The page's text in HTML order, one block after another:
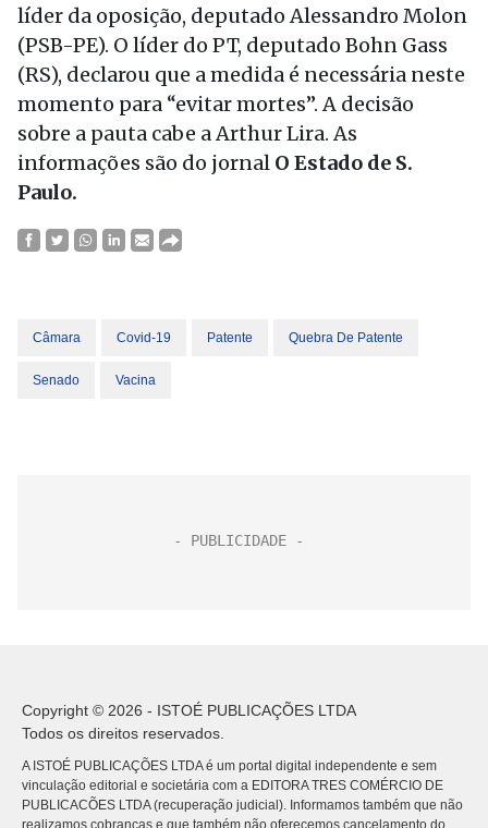
líder da oposição, deputado Alessandro Molon
(PSB-PE). O líder do PT, deputado Bohn Gass
(RS), declarou que a medida é necessária neste
momento para “evitar mortes”. A decisão
sobre a pauta cabe a Arthur Lira. As
informações são do jornal O Estado de S.
Paulo.
Câmara Covid-19 Patente Quebra De Patente
Senado Vacina
Copyright © 2026 - ISTOÉ PUBLICAÇÕES LTDA
Todos os direitos reservados.
A ISTOÉ PUBLICAÇÕES LTDA é um portal digital independente e sem
vinculação editorial e societária com a EDITORA TRES COMÉRCIO DE
PUBLICACÕES LTDA (recuperação judicial). Informamos também que não
realizamos cobranças e que também não oferecemos cancelamento do